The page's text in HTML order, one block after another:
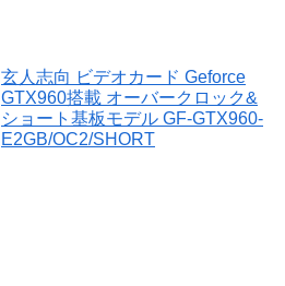
玄人志向 ビデオカード Geforce
GTX960搭載 オーバークロック&
ショート基板モデル GF-GTX960-
E2GB/OC2/SHORT